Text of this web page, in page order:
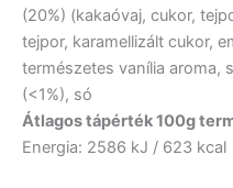
(20%) (kakaóvaj, cukor,
tejpor, karamellizált cukor,
természetes vanília aroma,
(<1%), só
Átlagos tápérték 100g
Energia: 2586 kJ / 623 kcal